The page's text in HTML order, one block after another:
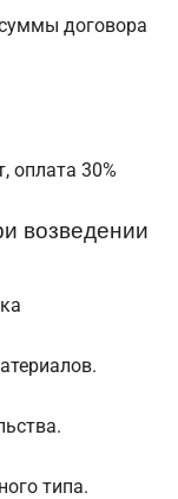
договора
оплата 30%
возведении
типа.